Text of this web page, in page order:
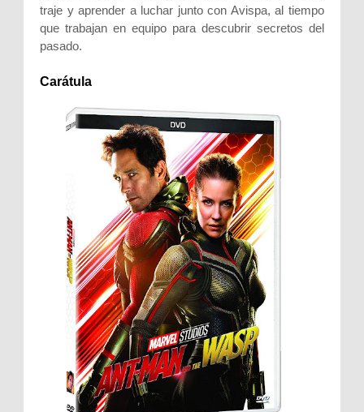
traje y aprender a luchar junto con Avispa, al tiempo
que trabajan en equipo para descubrir secretos del
pasado.
Carátula